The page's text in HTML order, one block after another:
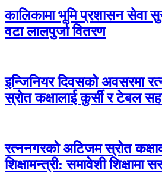
कालिकामा भूमि प्रशासन सेवा
वटा लालपुर्जा वितरण
इन्जिनियर दिवसको अवसरमा
स्रोत कक्षालाई कुर्सी र टेबल
रत्ननगरको अटिजम स्रोत
शिक्षामन्त्री: समावेशी शिक्षामा